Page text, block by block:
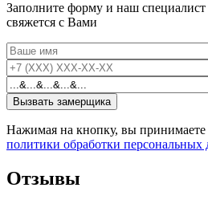
Заполните форму и наш специалист
свяжется с Вами
Нажимая на кнопку, вы принимаете
политики обработки персональных
Отзывы